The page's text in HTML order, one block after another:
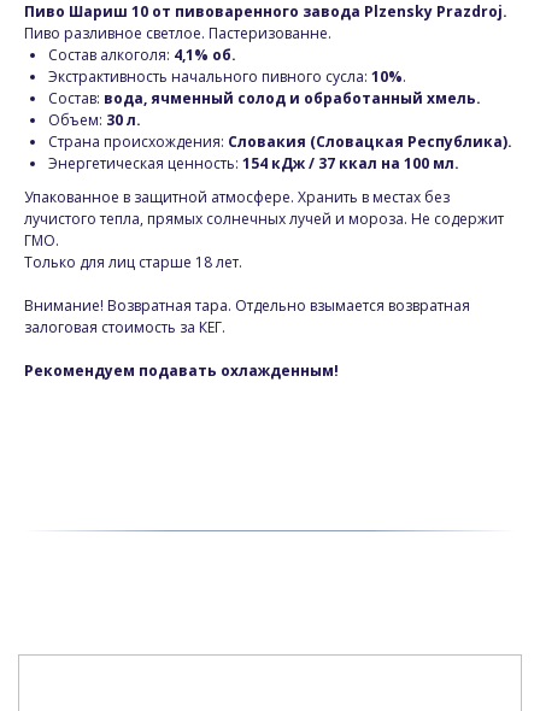
Пиво Шариш 10 от пивоваренного завода Plzensky Prazdroj.
Пиво разливное светлое. Пастеризованне.
Состав алкоголя: 4,1% об.
Экстрактивность начального пивного сусла: 10%.
Состав: вода, ячменный солод и обработанный хмель.
Объем: 30 л.
Страна происхождения: Словакия (Словацкая Республика).
Энергетическая ценность: 154 кДж / 37 ккал на 100 мл.
Упакованное в защитной атмосфере. Хранить в местах без
лучистого тепла, прямых солнечных лучей и мороза. Не содержит
ГМО.
Только для лиц старше 18 лет.
Внимание! Возвратная тара. Отдельно взымается возвратная
залоговая стоимость за КЕГ.
Рекомендуем подавать охлажденным!